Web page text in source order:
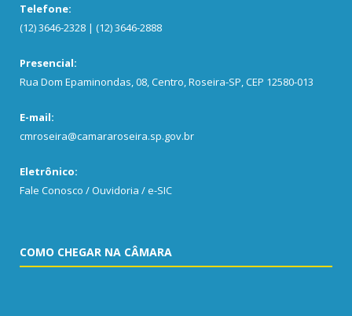
Telefone:
(12) 3646-2328 | (12) 3646-2888
Presencial:
Rua Dom Epaminondas, 08, Centro, Roseira-SP, CEP 12580-013
E-mail:
cmroseira@camararoseira.sp.gov.br
Eletrônico:
Fale Conosco / Ouvidoria / e-SIC
COMO CHEGAR NA CÂMARA